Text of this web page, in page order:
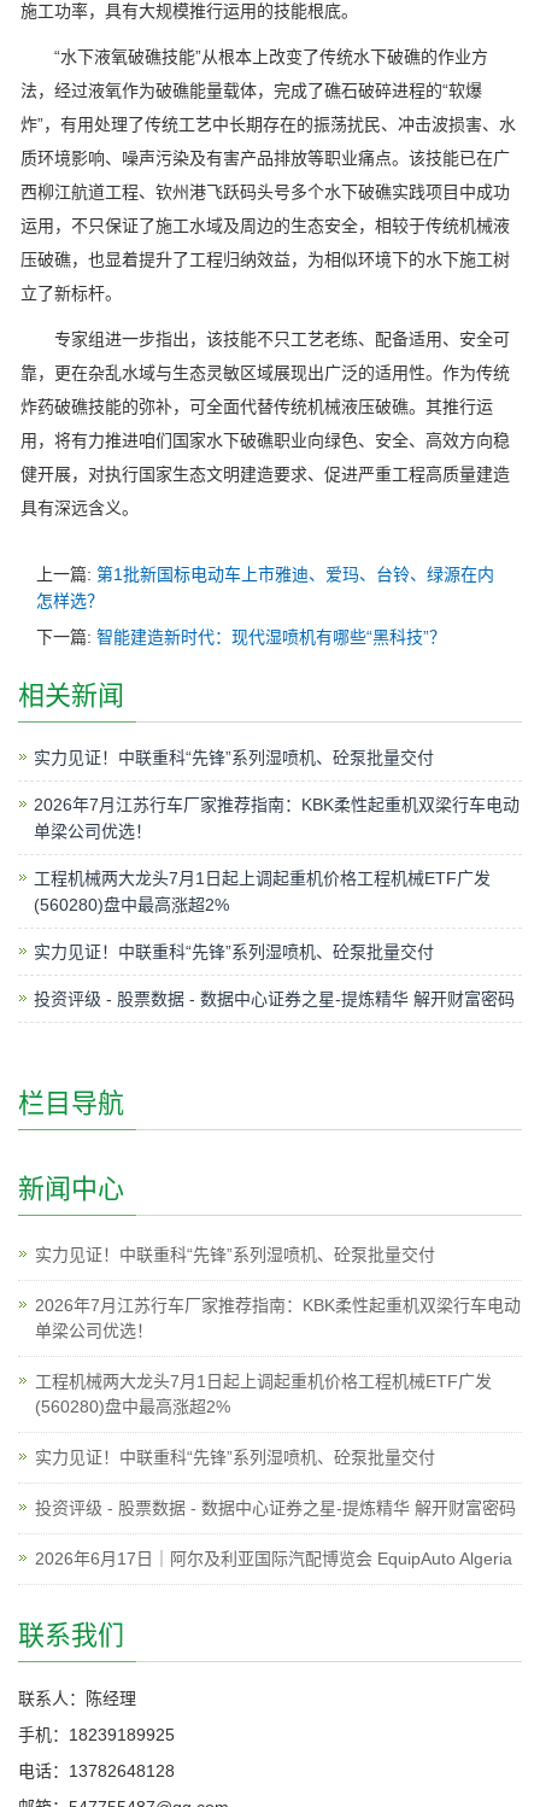
施工功率，具有大规模推行运用的技能根底。
“水下液氧破礁技能”从根本上改变了传统水下破礁的作业方
法，经过液氧作为破礁能量载体，完成了礁石破碎进程的“软爆
炸”，有用处理了传统工艺中长期存在的振荡扰民、冲击波损害、水
质环境影响、噪声污染及有害产品排放等职业痛点。该技能已在广
西柳江航道工程、钦州港飞跃码头号多个水下破礁实践项目中成功
运用，不只保证了施工水域及周边的生态安全，相较于传统机械液
压破礁，也显着提升了工程归纳效益，为相似环境下的水下施工树
立了新标杆。
专家组进一步指出，该技能不只工艺老练、配备适用、安全可
靠，更在杂乱水域与生态灵敏区域展现出广泛的适用性。作为传统
炸药破礁技能的弥补，可全面代替传统机械液压破礁。其推行运
用，将有力推进咱们国家水下破礁职业向绿色、安全、高效方向稳
健开展，对执行国家生态文明建造要求、促进严重工程高质量建造
具有深远含义。
上一篇: 第1批新国标电动车上市雅迪、爱玛、台铃、绿源在内
怎样选？
下一篇: 智能建造新时代：现代湿喷机有哪些“黑科技”？
相关新闻
实力见证！中联重科“先锋”系列湿喷机、砼泵批量交付
2026年7月江苏行车厂家推荐指南：KBK柔性起重机双梁行车电动
单梁公司优选！
工程机械两大龙头7月1日起上调起重机价格工程机械ETF广发
(560280)盘中最高涨超2%
实力见证！中联重科“先锋”系列湿喷机、砼泵批量交付
投资评级 - 股票数据 - 数据中心证券之星-提炼精华 解开财富密码
栏目导航
新闻中心
实力见证！中联重科“先锋”系列湿喷机、砼泵批量交付
2026年7月江苏行车厂家推荐指南：KBK柔性起重机双梁行车电动
单梁公司优选！
工程机械两大龙头7月1日起上调起重机价格工程机械ETF广发
(560280)盘中最高涨超2%
实力见证！中联重科“先锋”系列湿喷机、砼泵批量交付
投资评级 - 股票数据 - 数据中心证券之星-提炼精华 解开财富密码
2026年6月17日｜阿尔及利亚国际汽配博览会 EquipAuto Algeria
联系我们
联系人：陈经理
手机：18239189925
电话：13782648128